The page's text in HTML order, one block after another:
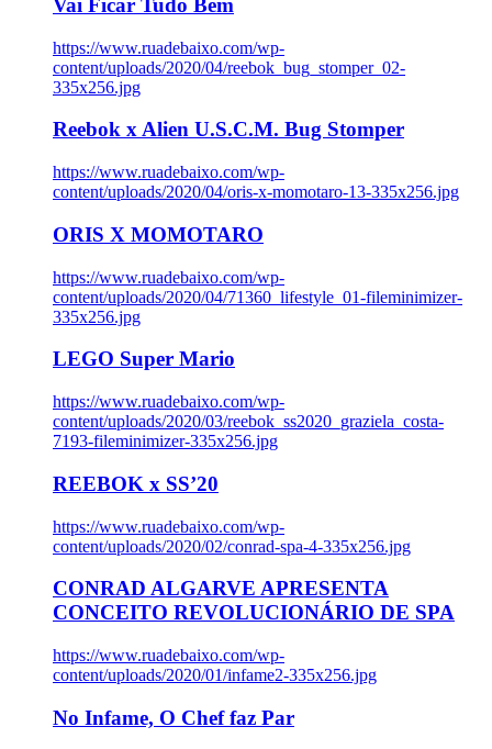
Vai Ficar Tudo Bem
https://www.ruadebaixo.com/wp-
content/uploads/2020/04/reebok_bug_stomper_02-
335x256.jpg
Reebok x Alien U.S.C.M. Bug Stomper
https://www.ruadebaixo.com/wp-
content/uploads/2020/04/oris-x-momotaro-13-335x256.jpg
ORIS X MOMOTARO
https://www.ruadebaixo.com/wp-
content/uploads/2020/04/71360_lifestyle_01-fileminimizer-
335x256.jpg
LEGO Super Mario
https://www.ruadebaixo.com/wp-
content/uploads/2020/03/reebok_ss2020_graziela_costa-
7193-fileminimizer-335x256.jpg
REEBOK x SS’20
https://www.ruadebaixo.com/wp-
content/uploads/2020/02/conrad-spa-4-335x256.jpg
CONRAD ALGARVE APRESENTA
CONCEITO REVOLUCIONÁRIO DE SPA
https://www.ruadebaixo.com/wp-
content/uploads/2020/01/infame2-335x256.jpg
No Infame, O Chef faz Par